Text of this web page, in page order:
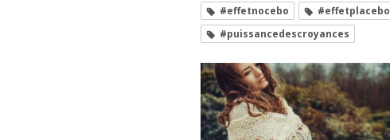
#effetnocebo
#effetplacebo
#puissancedescroyances